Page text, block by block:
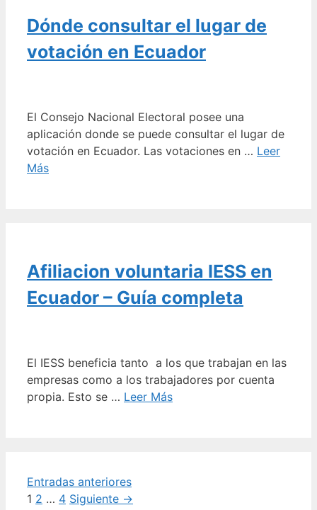
Dónde consultar el lugar de
votación en Ecuador
El Consejo Nacional Electoral posee una
aplicación donde se puede consultar el lugar de
votación en Ecuador. Las votaciones en … Leer
Más
Afiliacion voluntaria IESS en
Ecuador – Guía completa
El IESS beneficia tanto a los que trabajan en las
empresas como a los trabajadores por cuenta
propia. Esto se … Leer Más
Navegación
de
Entradas anteriores
Página
1 Página
2 … Página
4 Siguiente →